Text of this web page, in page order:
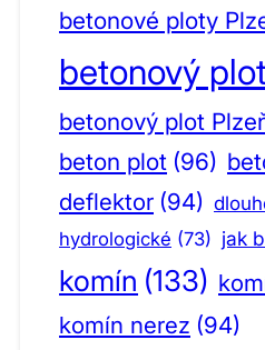
betonové ploty
betonový plot
betonový plot
beton plot (96)
deflektor (94)
hydrologické (73) jak
komín (133)
komín nerez (94)